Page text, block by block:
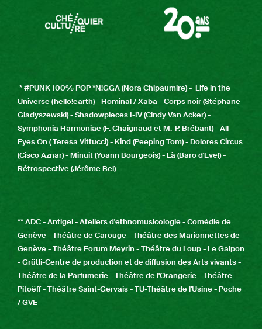
* #PUNK 100% POP *N!GGA (Nora Chipaumire) - Life in the
Universe (hello!earth) - Hominal / Xaba - Corps noir (Stéphane
Gladyszewski) - Shadowpieces I-IV (Cindy Van Acker) -
Symphonia Harmoniae (F. Chaignaud et M.-P. Brébant) - All
Eyes On ( Teresa Vittucci) - Kind (Peeping Tom) - Dolores Circus
(Cisco Aznar) - Minuit (Yoann Bourgeois) - Là (Baro d'Evel) -
Rétrospective (Jérôme Bel)
** ADC - Antigel - Ateliers d'ethnomusicologie - Comédie de
Genève - Théâtre de Carouge - Théâtre des Marionnettes de
Genève - Théâtre Forum Meyrin - Théâtre du Loup - Le Galpon
- Grütli-Centre de production et de diffusion des Arts vivants -
Théâtre de la Parfumerie - Théâtre de l'Orangerie - Théâtre
Pitoëff - Théâtre Saint-Gervais - TU-Théâtre de l'Usine - Poche
/ GVE